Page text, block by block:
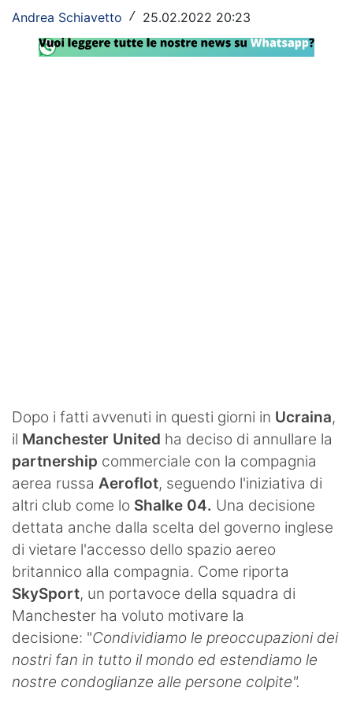
Rassegna Lazio
Social
Andrea Schiavetto / 25.02.2022 20:23
Dopo i fatti avvenuti in questi giorni in Ucraina,
il Manchester United ha deciso di annullare la
partnership commerciale con la compagnia
aerea russa Aeroflot, seguendo l'iniziativa di
altri club come lo Shalke 04. Una decisione
dettata anche dalla scelta del governo inglese
di vietare l'accesso dello spazio aereo
britannico alla compagnia. Come riporta
SkySport, un portavoce della squadra di
Manchester ha voluto motivare la
decisione: "Condividiamo le preoccupazioni dei
nostri fan in tutto il mondo ed estendiamo le
nostre condoglianze alle persone colpite".